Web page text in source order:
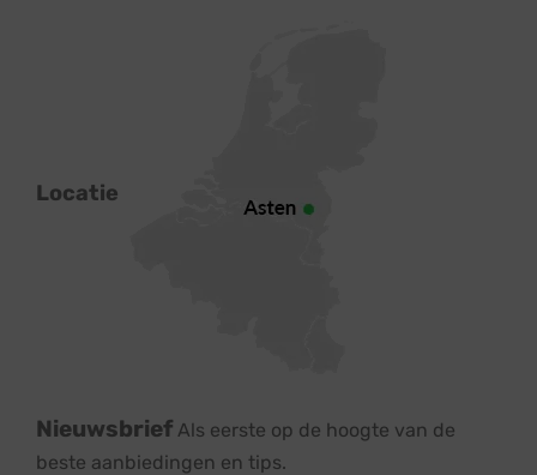
Locatie
Nieuwsbrief Als eerste op de hoogte van de
beste aanbiedingen en tips.